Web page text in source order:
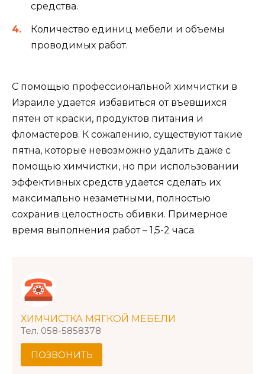
средства.
Количество единиц мебели и объемы
проводимых работ.
С помощью профессиональной химчистки в
Израиле удается избавиться от въевшихся
пятен от краски, продуктов питания и
фломастеров. К сожалению, существуют такие
пятна, которые невозможно удалить даже с
помощью химчистки, но при использовании
эффективных средств удается сделать их
максимально незаметными, полностью
сохранив целостность обивки. Примерное
время выполнения работ – 1,5-2 часа.
ХИМЧИСТКА МЯГКОЙ МЕБЕЛИ
Тел. 058-5858378
ПОЗВОНИТЬ